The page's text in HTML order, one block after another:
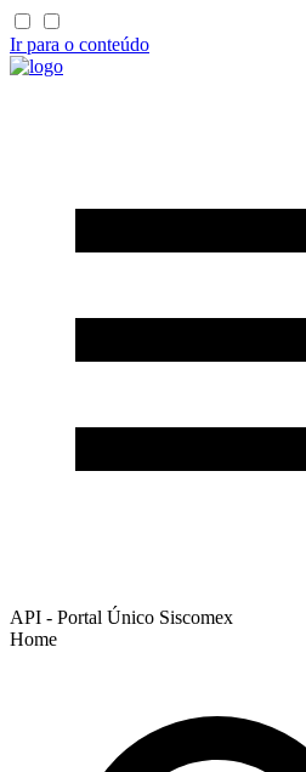
Ir para o conteúdo
API - Portal Único Siscomex
Home